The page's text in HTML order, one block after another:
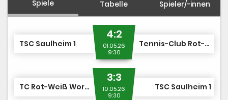
Spiele Tabelle Spieler/-innen
TSC Saulheim 1
4:2
01.05.26
9:30
Tennis-Club Rot-Weiß Nierstein e.V. 2
TC Rot-Weiß Worms 2
3:3
10.05.26
9:30
TSC Saulheim 1